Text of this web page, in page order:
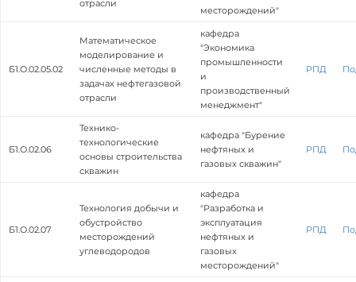
отрасли
месторождений"
Б1.О.02.05.02
Математическое
моделирование и
численные методы в
задачах нефтегазовой
отрасли
кафедра
"Экономика
промышленности
и
производственный
менеджмент"
РПД
Б1.О.02.06
Технико-
технологические
основы строительства
скважин
кафедра "Бурение
нефтяных и
газовых скважин"
РПД
Б1.О.02.07
Технология добычи и
обустройство
месторождений
углеводородов
кафедра
"Разработка и
эксплуатация
нефтяных и
газовых
месторождений"
РПД